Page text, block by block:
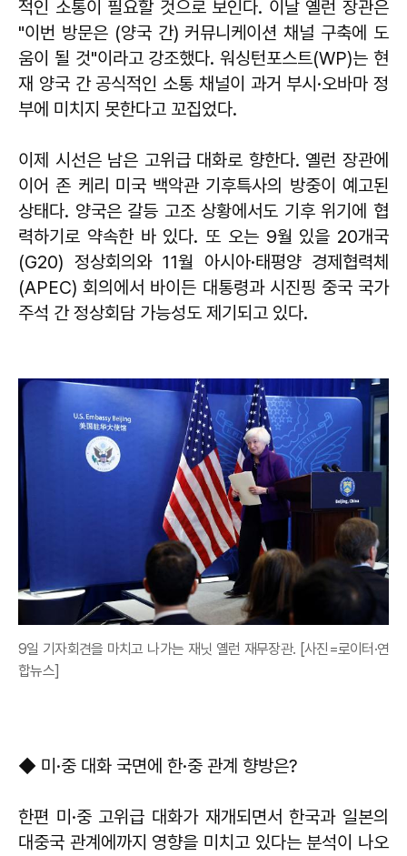
적인 소통이 필요할 것으로 보인다. 이날 옐런 장관은
"이번 방문은 (양국 간) 커뮤니케이션 채널 구축에 도
움이 될 것"이라고 강조했다. 워싱턴포스트(WP)는 현
재 양국 간 공식적인 소통 채널이 과거 부시·오바마 정
부에 미치지 못한다고 꼬집었다.
이제 시선은 남은 고위급 대화로 향한다. 옐런 장관에
이어 존 케리 미국 백악관 기후특사의 방중이 예고된
상태다. 양국은 갈등 고조 상황에서도 기후 위기에 협
력하기로 약속한 바 있다. 또 오는 9월 있을 20개국
(G20) 정상회의와 11월 아시아·태평양 경제협력체
(APEC) 회의에서 바이든 대통령과 시진핑 중국 국가
주석 간 정상회담 가능성도 제기되고 있다.
9일 기자회견을 마치고 나가는 재닛 옐런 재무장관. [사진=로이터·연
합뉴스]
◆ 미·중 대화 국면에 한·중 관계 향방은?
한편 미·중 고위급 대화가 재개되면서 한국과 일본의
대중국 관계에까지 영향을 미치고 있다는 분석이 나오